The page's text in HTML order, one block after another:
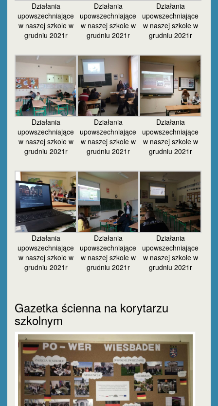
Działania
upowszechniające
w naszej szkole w
grudniu 2021r
Działania
upowszechniające
w naszej szkole w
grudniu 2021r
Działania
upowszechniające
w naszej szkole w
grudniu 2021r
Działania
upowszechniające
w naszej szkole w
grudniu 2021r
Działania
upowszechniające
w naszej szkole w
grudniu 2021r
Działania
upowszechniające
w naszej szkole w
grudniu 2021r
Działania
upowszechniające
w naszej szkole w
grudniu 2021r
Działania
upowszechniające
w naszej szkole w
grudniu 2021r
Działania
upowszechniające
w naszej szkole w
grudniu 2021r
Gazetka ścienna na korytarzu
szkolnym